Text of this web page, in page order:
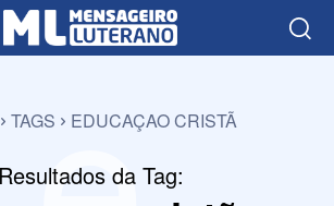
TAGS EDUCAÇAO CRISTÃ
Resultados da Tag: